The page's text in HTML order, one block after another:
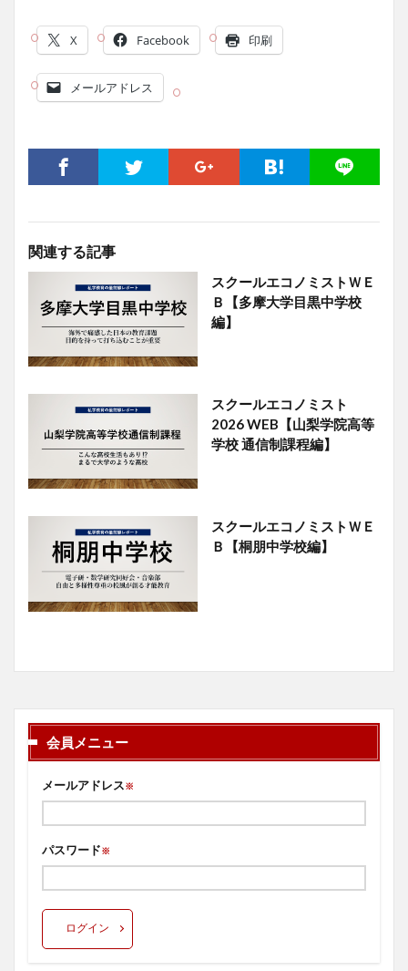
X Facebook 印刷
メールアドレス
関連する記事
スクールエコノミストＷＥ
Ｂ【多摩大学目黒中学校
編】
スクールエコノミスト
2026 WEB【山梨学院高等
学校 通信制課程編】
スクールエコノミストＷＥ
Ｂ【桐朋中学校編】
会員メニュー
メールアドレス※
パスワード※
ログイン